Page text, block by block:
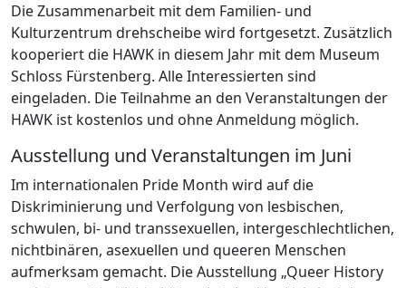
Die Zusammenarbeit mit dem Familien- und
Kulturzentrum drehscheibe wird fortgesetzt. Zusätzlich
kooperiert die HAWK in diesem Jahr mit dem Museum
Schloss Fürstenberg. Alle Interessierten sind
eingeladen. Die Teilnahme an den Veranstaltungen der
HAWK ist kostenlos und ohne Anmeldung möglich.
Ausstellung und Veranstaltungen im Juni
Im internationalen Pride Month wird auf die
Diskriminierung und Verfolgung von lesbischen,
schwulen, bi- und transsexuellen, intergeschlechtlichen,
nichtbinären, asexuellen und queeren Menschen
aufmerksam gemacht. Die Ausstellung „Queer History